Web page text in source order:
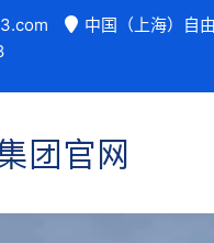
中国（上海）自